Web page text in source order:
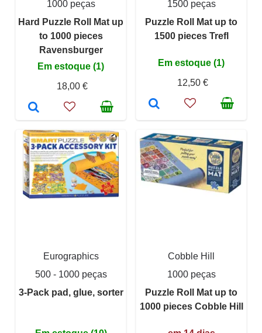
1000 peças
Hard Puzzle Roll Mat up
to 1000 pieces
Ravensburger
Em estoque (1)
18,00 €
1500 peças
Puzzle Roll Mat up to
1500 pieces Trefl
Em estoque (1)
12,50 €
Eurographics
500 - 1000 peças
3-Pack pad, glue, sorter
Cobble Hill
1000 peças
Puzzle Roll Mat up to
1000 pieces Cobble Hill